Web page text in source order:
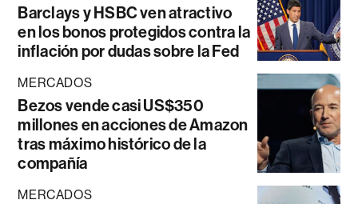
Barclays y HSBC ven atractivo
en los bonos protegidos contra la
inflación por dudas sobre la Fed
MERCADOS
Bezos vende casi US$350
millones en acciones de Amazon
tras máximo histórico de la
compañía
MERCADOS